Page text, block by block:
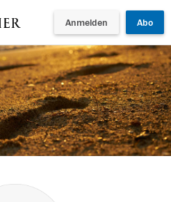
Anmelden Abo